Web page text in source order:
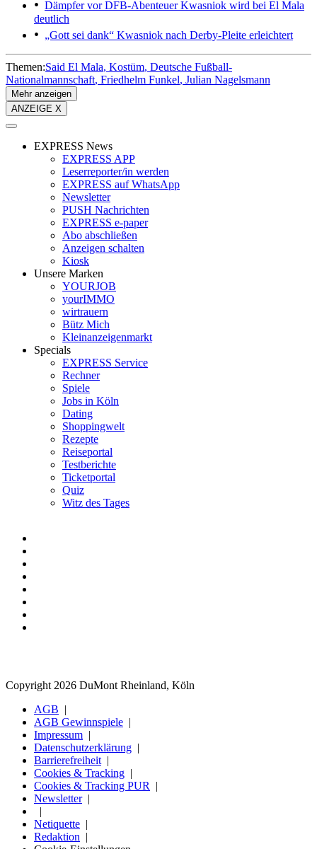
Dämpfer vor DFB-AbenteuerKwasniok wird bei El Mala
deutlich
„Gott sei dank“ Kwasniok nach Derby-Pleite erleichtert
Themen:Said El Mala Kostüm Deutsche Fußball-
Nationalmannschaft Friedhelm Funkel Julian Nagelsmann
Mehr anzeigen
ANZEIGE X
EXPRESS News
EXPRESS APP
Leserreporter/in werden
EXPRESS auf WhatsApp
Newsletter
PUSH Nachrichten
EXPRESS e-paper
Abo abschließen
Anzeigen schalten
Kiosk
Unsere Marken
YOURJOB
yourIMMO
wirtrauern
Bütz Mich
Kleinanzeigenmarkt
Specials
EXPRESS Service
Rechner
Spiele
Jobs in Köln
Dating
Shoppingwelt
Rezepte
Reiseportal
Testberichte
Ticketportal
Quiz
Witz des Tages
Copyright 2026 DuMont Rheinland, Köln
AGB
AGB Gewinnspiele
Impressum
Datenschutzerklärung
Barrierefreiheit
Cookies & Tracking
Cookies & Tracking PUR
Newsletter
Netiquette
Redaktion